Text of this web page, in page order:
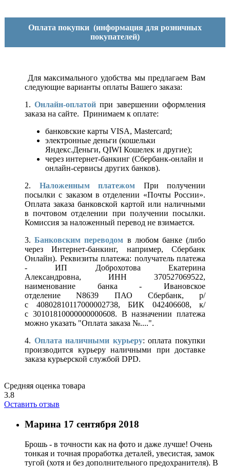
Оплата покупки (информация для розничных
покупателей)
Для максимального удобства мы предлагаем Вам
следующие варианты оплаты Вашего заказа:
1. Онлайн-оплатой при завершении оформления
заказа на сайте. Принимаем к оплате:
банковские карты VISA, Mastercard;
электронные деньги (кошельки
Яндекс.Деньги, QIWI Кошелек и другие);
через интернет-банкинг (Сбербанк-онлайн и
онлайн-сервисы других банков).
2. Наложенным платежом При получении
посылки с заказом в отделении «Почты России».
Оплата заказа банковской картой или наличными
в почтовом отделении при получении посылки.
Комиссия за наложенный перевод не взимается.
3.Банковским переводом в любом банке (либо
через Интернет-банкинг, например, Сбербанк
Онлайн). Реквизиты платежа: получатель платежа
- ИП Доброхотова Екатерина
Александровна, ИНН 370527069522,
наименование банка - Ивановское
отделение N8639 ПАО Сбербанк, р/
с 40802810117000002738, БИК 042406608, к/
с 30101810000000000608. В назначении платежа
можно указать "Оплата заказа №....".
4. Оплата наличными курьеру: оплата покупки
производится курьеру наличными при доставке
заказа курьерской службой DPD.
Средняя оценка товара
3.8
Оставить отзыв
Марина 17 сентября 2018
Брошь - в точности как на фото и даже лучше! Очень
тонкая и точная проработка деталей, увесистая, замок
тугой (хотя и без дополнительного предохранителя). В